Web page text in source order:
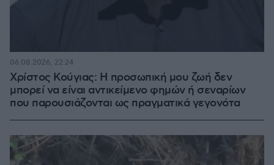
Χρίστος Κούγιας: Η προσωπική μου ζωή δεν
μπορεί να είναι αντικείμενο φημών ή σεναρίων
που παρουσιάζονται ως πραγματικά γεγονότα
06.08.2026, 22:24